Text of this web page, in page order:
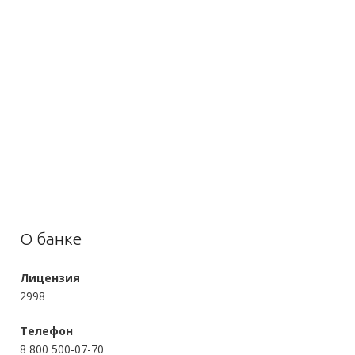
О банке
Лицензия
2998
Телефон
8 800 500-07-70